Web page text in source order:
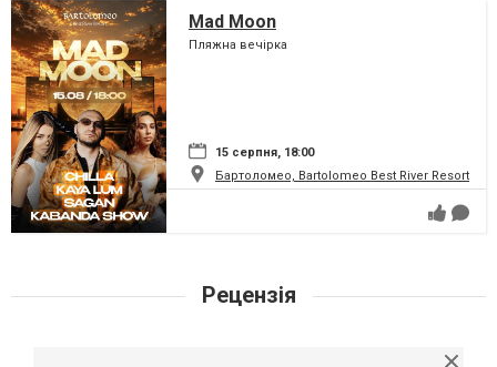
Mad Moon
Пляжна вечірка
15 серпня, 18:00
Бартоломео, Bartolomeo Best River Resort
Рецензія